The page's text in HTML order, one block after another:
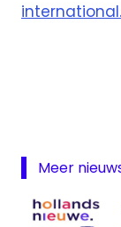
televisie
Meer